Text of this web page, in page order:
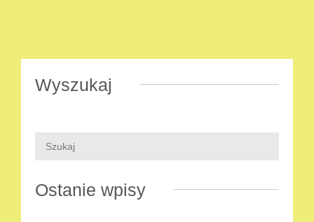
Wyszukaj
Ostanie wpisy